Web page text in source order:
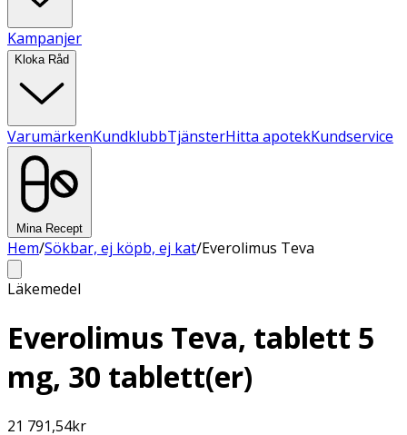
Kampanjer
Kloka Råd
VarumärkenKundklubbTjänsterHitta apotekKundservice
Mina Recept
Hem/Sökbar, ej köpb, ej kat/Everolimus Teva
Läkemedel
Everolimus Teva, tablett 5
mg, 30 tablett(er)
21 791,54kr